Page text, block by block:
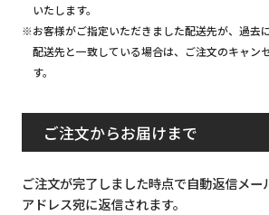
いたします。
※お客様がご指定いただきました配送先が、過去
配送先と一致している場合は、ご注文のキャン
す。
ご注文からお届けまで
ご注文が完了しました時点で自動返信メー
アドレス宛に返信されます。